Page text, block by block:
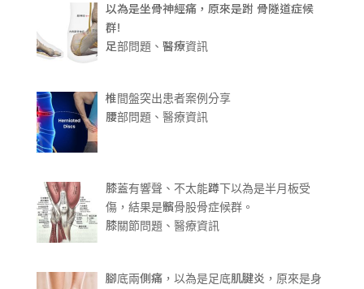
以為是坐骨神經痛，原來是跗 骨隧道症候
群!
足部問題、醫療資訊
椎間盤突出患者案例分享
腰部問題、醫療資訊
膝蓋有響聲、不太能蹲下以為是半月板受
傷，結果是髕骨股骨症候群。
膝關節問題、醫療資訊
腳底兩側痛，以為是足底肌腱炎，原來是身